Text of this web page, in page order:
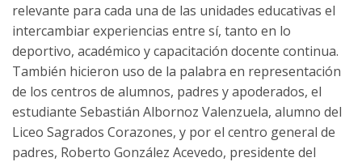
relevante para cada una de las unidades educativas el
intercambiar experiencias entre sí, tanto en lo
deportivo, académico y capacitación docente continua.
También hicieron uso de la palabra en representación
de los centros de alumnos, padres y apoderados, el
estudiante Sebastián Albornoz Valenzuela, alumno del
Liceo Sagrados Corazones, y por el centro general de
padres, Roberto González Acevedo, presidente del